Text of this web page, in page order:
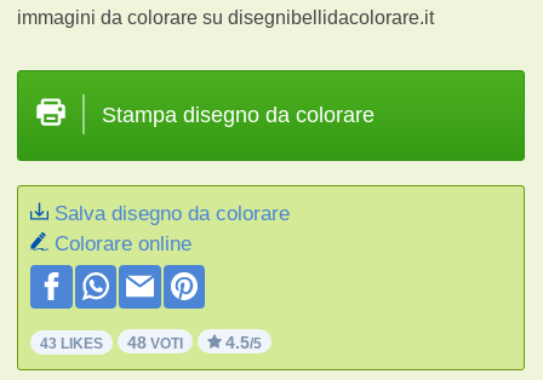
immagini da colorare su disegnibellidacolorare.it
Stampa disegno da colorare
Salva disegno da colorare
Colorare online
43 LIKES 48 VOTI 4.5/5